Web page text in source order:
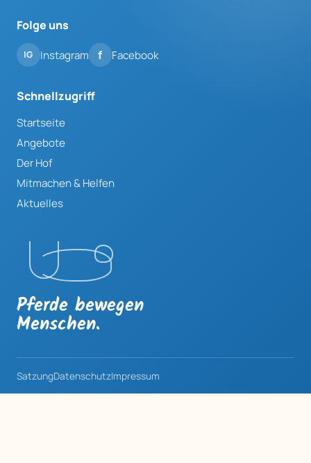
Folge uns
Instagram Facebook
Schnellzugriff
Startseite
Angebote
Der Hof
Mitmachen & Helfen
Aktuelles
Pferde bewegen
Menschen.
SatzungDatenschutzImpressum